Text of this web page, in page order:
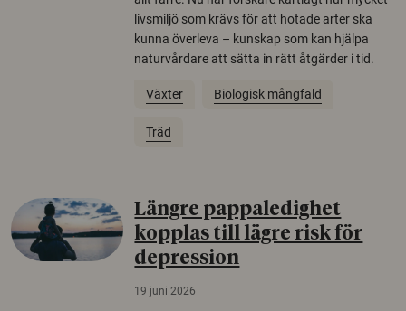
livsmiljö som krävs för att hotade arter ska
kunna överleva – kunskap som kan hjälpa
naturvårdare att sätta in rätt åtgärder i tid.
Växter Biologisk mångfald
Träd
Längre pappaledighet
kopplas till lägre risk för
depression
19 juni 2026